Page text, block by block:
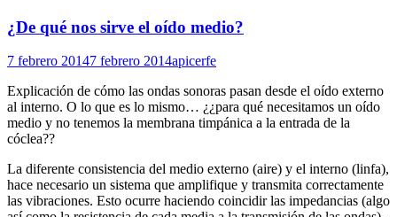
¿De qué nos sirve el oído medio?
7 febrero 20147 febrero 2014apicerfe
Explicación de cómo las ondas sonoras pasan desde el oído externo
al interno. O lo que es lo mismo… ¿¿para qué necesitamos un oído
medio y no tenemos la membrana timpánica a la entrada de la
cóclea??
La diferente consistencia del medio externo (aire) y el interno (linfa),
hace necesario un sistema que amplifique y transmita correctamente
las vibraciones. Esto ocurre haciendo coincidir las impedancias (algo